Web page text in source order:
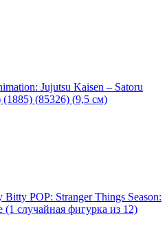
Jujutsu Kaisen – Satoru
(85326) (9,5 см)
POP: Stranger Things Season:
(1 случайная фигурка из 12)